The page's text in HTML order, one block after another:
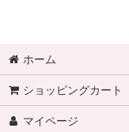
ホーム
ショッピングカート
マイページ